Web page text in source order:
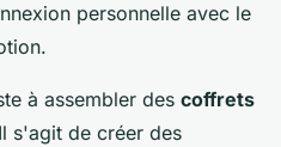
personnelle avec le
à assembler des coffrets
s'agit de créer des